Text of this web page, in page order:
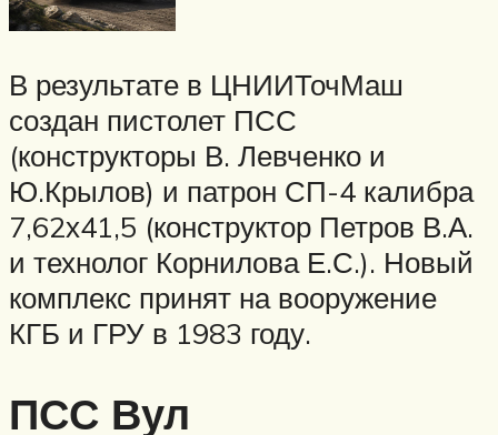
В результате в ЦНИИТочМаш
создан пистолет ПСС
(конструкторы В. Левченко и
Ю.Крылов) и патрон СП-4 калибра
7,62х41,5 (конструктор Петров В.А.
и технолог Корнилова Е.С.). Новый
комплекс принят на вооружение
КГБ и ГРУ в 1983 году.
ПСС Вул